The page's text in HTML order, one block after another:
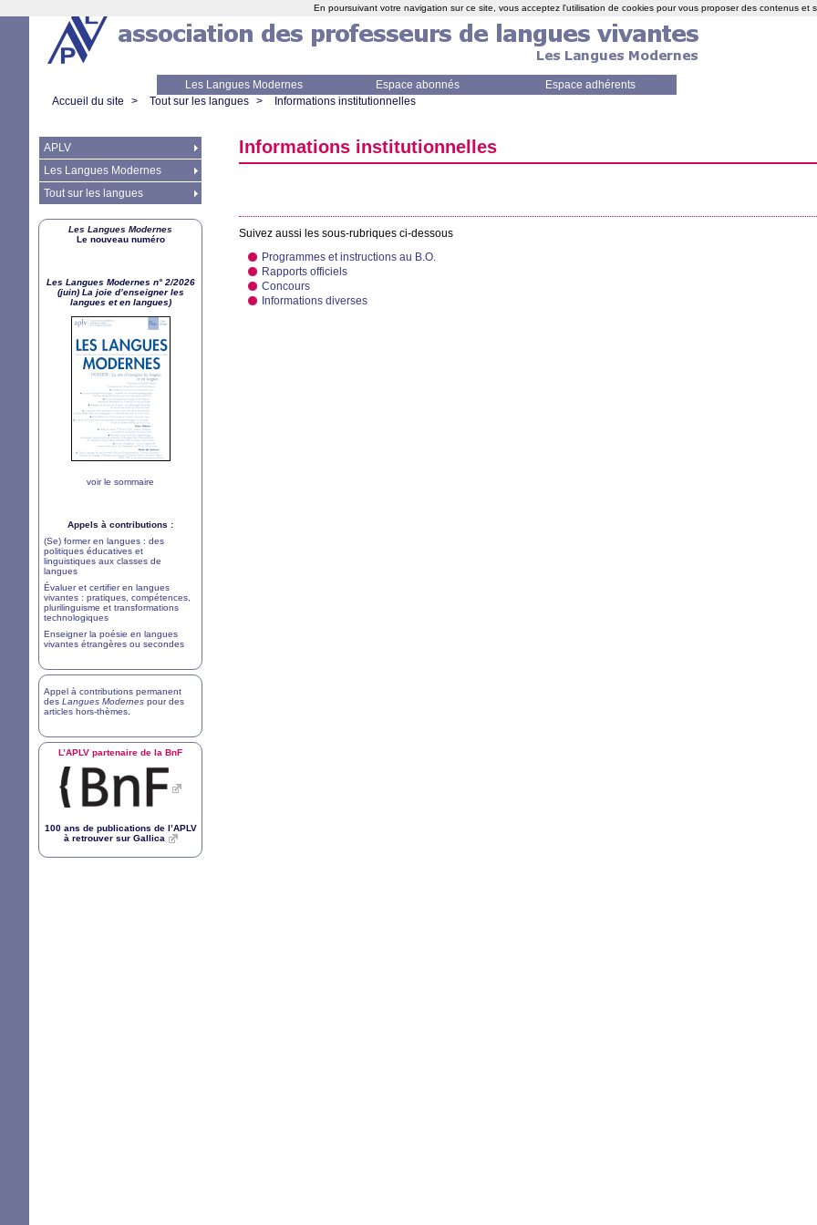
Les Langues Modernes Espace abonnés
Espace adhérents
Accueil du site > Tout sur les langues > Informations institutionnelles
Informations institutionnelles
Suivez aussi les sous-rubriques ci-dessous
Programmes et instructions au B.O.
Rapports officiels
Concours
Informations diverses
APLV
Les Langues Modernes
Tout sur les langues
Les Langues Modernes
Le nouveau numéro
Les Langues Modernes n° 2/2026
(juin) La joie d’enseigner les
langues et en langues)
voir le sommaire
Appels à contributions :
(Se) former en langues : des
politiques éducatives et
linguistiques aux classes de
langues
Évaluer et certifier en langues
vivantes : pratiques, compétences,
plurilinguisme et transformations
technologiques
Enseigner la poésie en langues
vivantes étrangères ou secondes
Appel à contributions permanent
des Langues Modernes pour des
articles hors-thèmes
L’APLV partenaire de la BnF
100 ans de publications de l’APLV
à retrouver sur Gallica
En poursuivant votre navigation sur ce site, vous acceptez l'utilisation de cookies pour vous proposer des contenus et